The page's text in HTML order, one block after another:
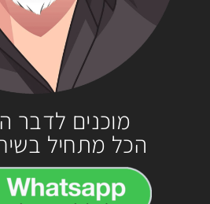
מוכנים לדבר
הכל מתחיל